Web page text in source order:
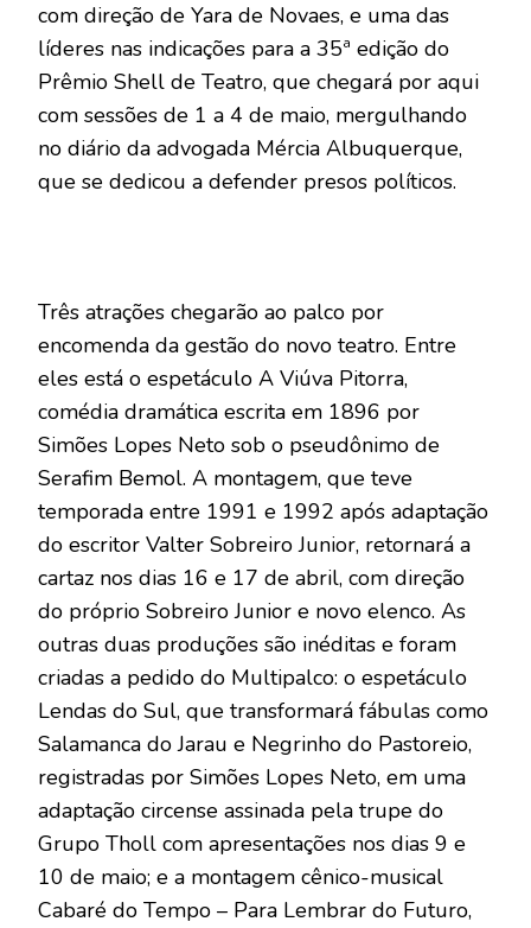
com direção de Yara de Novaes, e uma das
líderes nas indicações para a 35ª edição do
Prêmio Shell de Teatro, que chegará por aqui
com sessões de 1 a 4 de maio, mergulhando
no diário da advogada Mércia Albuquerque,
que se dedicou a defender presos políticos.
Três atrações chegarão ao palco por
encomenda da gestão do novo teatro. Entre
eles está o espetáculo A Viúva Pitorra,
comédia dramática escrita em 1896 por
Simões Lopes Neto sob o pseudônimo de
Serafim Bemol. A montagem, que teve
temporada entre 1991 e 1992 após adaptação
do escritor Valter Sobreiro Junior, retornará a
cartaz nos dias 16 e 17 de abril, com direção
do próprio Sobreiro Junior e novo elenco. As
outras duas produções são inéditas e foram
criadas a pedido do Multipalco: o espetáculo
Lendas do Sul, que transformará fábulas como
Salamanca do Jarau e Negrinho do Pastoreio,
registradas por Simões Lopes Neto, em uma
adaptação circense assinada pela trupe do
Grupo Tholl com apresentações nos dias 9 e
10 de maio; e a montagem cênico-musical
Cabaré do Tempo – Para Lembrar do Futuro,